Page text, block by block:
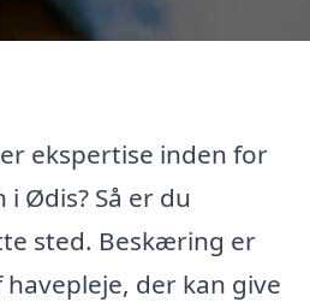
ekspertise inden for
Ødis? Så er du
sted. Beskæring er
der kan give